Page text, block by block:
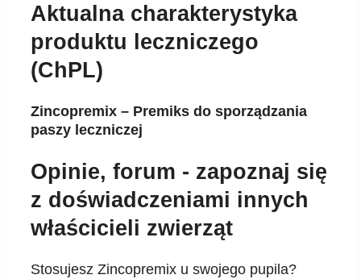
Aktualna charakterystyka
produktu leczniczego
(ChPL)
Zincopremix – Premiks do sporządzania
paszy leczniczej
Opinie, forum - zapoznaj się
z doświadczeniami innych
właścicieli zwierząt
Stosujesz Zincopremix u swojego pupila?